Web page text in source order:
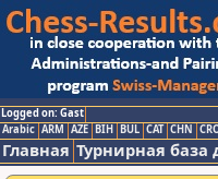
Logged on: Gast
Arabic ARM AZE BIH BUL CAT CHN
Главная Турнирная база